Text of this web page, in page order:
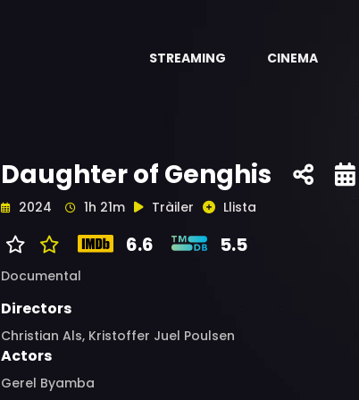
STREAMING CINEMA
Daughter of Genghis
2024 1h 21m Tràiler Llista
6.6 5.5
Documental
Directors
Christian Als, Kristoffer Juel Poulsen
Actors
Gerel Byamba